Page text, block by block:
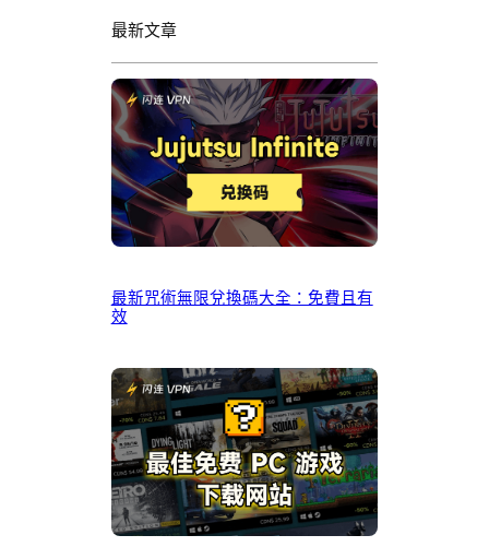
最新文章
最新咒術無限兌換碼大全：免費且有
效